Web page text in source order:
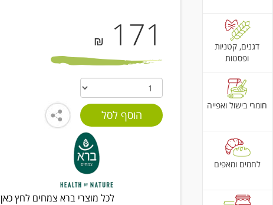
דגנים, קטניות
ופסטות
חומרי בישול ואפייה
לחמים ומאפים
171
₪
לכל מוצרי ברא צמחים לחץ כאן